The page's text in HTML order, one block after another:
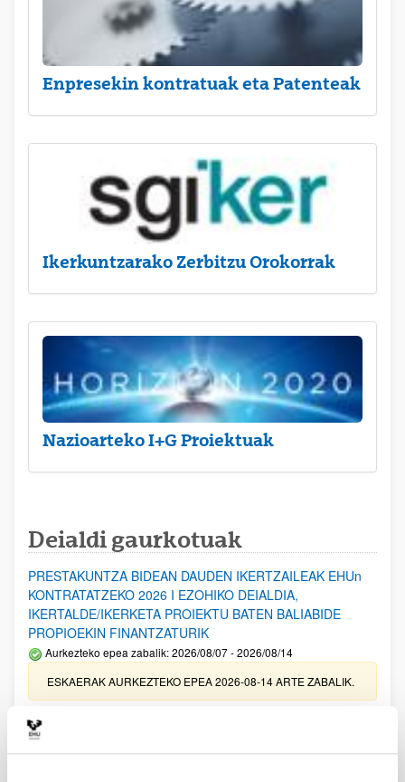
Enpresekin kontratuak eta Patenteak
Ikerkuntzarako Zerbitzu Orokorrak
Nazioarteko I+G Proiektuak
Deialdi gaurkotuak
PRESTAKUNTZA BIDEAN DAUDEN IKERTZAILEAK EHUn
KONTRATATZEKO 2026 I EZOHIKO DEIALDIA,
IKERTALDE/IKERKETA PROIEKTU BATEN BALIABIDE
PROPIOEKIN FINANTZATURIK
Aurkezteko epea zabalik: 2026/08/07 - 2026/08/14
ESKAERAK AURKEZTEKO EPEA 2026-08-14 ARTE ZABALIK.
UPV/EHUn Azpiegitura Zientifikoa eta Funts Bibliografikoak
erosi eta berritzeko laguntzak 2026